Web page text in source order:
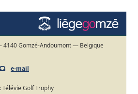
4140 Gomzé-Andoumont — Belgique
e-mail
Télévie Golf Trophy